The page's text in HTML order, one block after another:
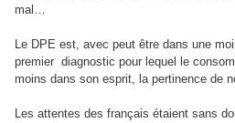
mal…
Le DPE est, avec peut être dans une
premier diagnostic pour lequel le
moins dans son esprit, la pertinence de
Les attentes des français étaient sans